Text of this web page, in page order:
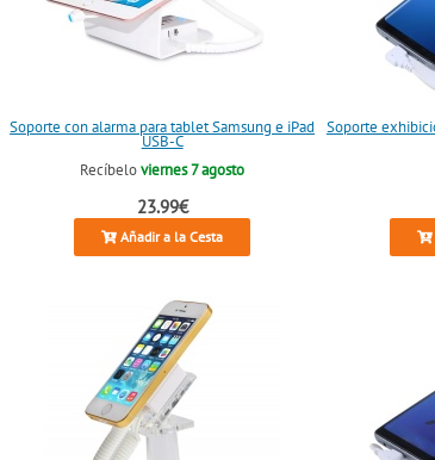
Soporte con alarma para tablet Samsung e iPad
USB-C
Recíbeloviernes 7 agosto
23.99€
Añadir a la Cesta
Soporte